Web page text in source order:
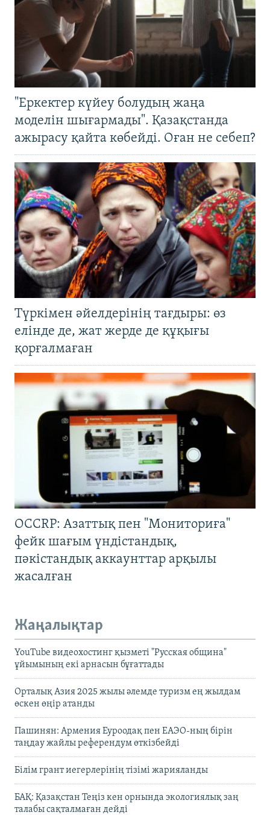
"Еркектер күйеу болудың жаңа
моделін шығармады". Қазақстанда
ажырасу қайта көбейді. Оған не себеп?
Түркімен әйелдерінің тағдыры: өз
елінде де, жат жерде де құқығы
қорғалмаған
OCCRP: Азаттық пен "Мониториға"
фейк шағым үндістандық,
пәкістандық аккаунттар арқылы
жасалған
Жаңалықтар
YouTube видеохостинг қызметі "Русская община"
ұйымының екі арнасын бұғаттады
Орталық Азия 2025 жылы әлемде туризм ең жылдам
өскен өңір атанды
Пашинян: Армения Еуроодақ пен ЕАЭО-ның бірін
таңдау жайлы референдум өткізбейді
Білім грант иегерлерінің тізімі жарияланды
БАҚ: Қазақстан Теңіз кен орнында экологиялық заң
талабы сақталмаған дейді